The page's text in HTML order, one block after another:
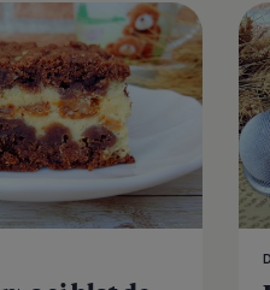
Prajitura